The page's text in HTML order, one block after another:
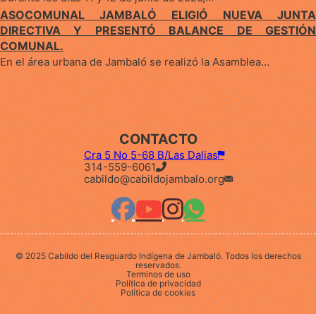
ASOCOMUNAL JAMBALÓ ELIGIÓ NUEVA JUNTA
DIRECTIVA Y PRESENTÓ BALANCE DE GESTIÓN
COMUNAL.
En el área urbana de Jambaló se realizó la Asamblea…
CONTACTO
Cra 5 No 5-68 B/Las Dalias
314-559-6061
cabildo@cabildojambalo.org
© 2025 Cabildo del Resguardo Indígena de Jambaló. Todos los derechos
reservados.
Terminos de uso
Política de privacidad
Política de cookies